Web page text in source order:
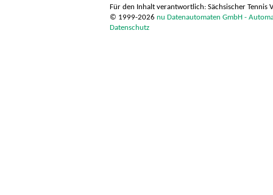
Für den Inhalt verantwortlich: Sächsischer Tennis
© 1999-2026 nu Datenautomaten GmbH -
Datenschutz